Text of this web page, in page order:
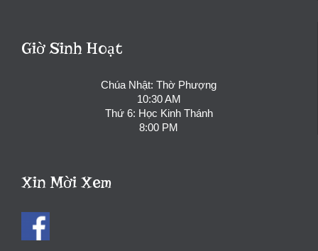
Giờ Sinh Hoạt
Chúa Nhật: Thờ Phượng
10:30 AM
Thứ 6: Học Kinh Thánh
8:00 PM
Xin Mời Xem